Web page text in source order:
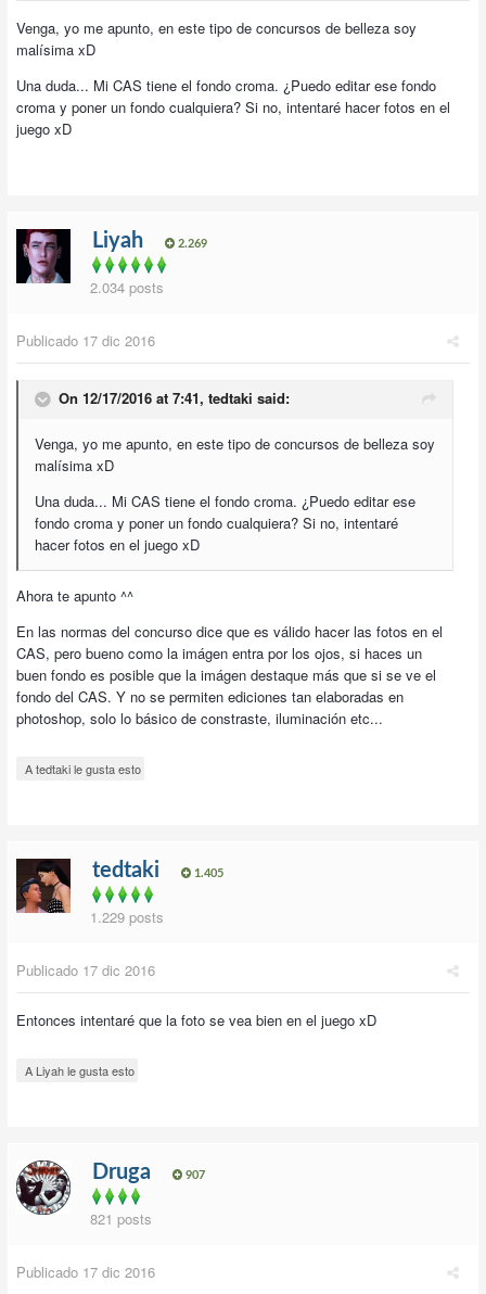
Venga, yo me apunto, en este tipo de concursos de belleza soy
malísima xD
Una duda... Mi CAS tiene el fondo croma. ¿Puedo editar ese fondo
croma y poner un fondo cualquiera? Si no, intentaré hacer fotos en el
juego xD
Liyah 2.269
2.034 posts
Publicado 17 dic 2016
On 12/17/2016 at 7:41, tedtaki said:
Venga, yo me apunto, en este tipo de concursos de belleza soy
malísima xD
Una duda... Mi CAS tiene el fondo croma. ¿Puedo editar ese
fondo croma y poner un fondo cualquiera? Si no, intentaré
hacer fotos en el juego xD
Ahora te apunto ^^
En las normas del concurso dice que es válido hacer las fotos en el
CAS, pero bueno como la imágen entra por los ojos, si haces un
buen fondo es posible que la imágen destaque más que si se ve el
fondo del CAS. Y no se permiten ediciones tan elaboradas en
photoshop, solo lo básico de constraste, iluminación etc...
A tedtaki le gusta esto
tedtaki 1.405
1.229 posts
Publicado 17 dic 2016
Entonces intentaré que la foto se vea bien en el juego xD
A Liyah le gusta esto
Druga 907
821 posts
Publicado 17 dic 2016